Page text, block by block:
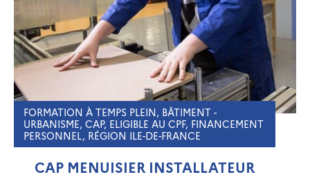
FORMATION À TEMPS PLEIN, BÂTIMENT -
URBANISME, CAP, ELIGIBLE AU CPF, FINANCEMENT
PERSONNEL, RÉGION ILE-DE-FRANCE
CAP MENUISIER INSTALLATEUR